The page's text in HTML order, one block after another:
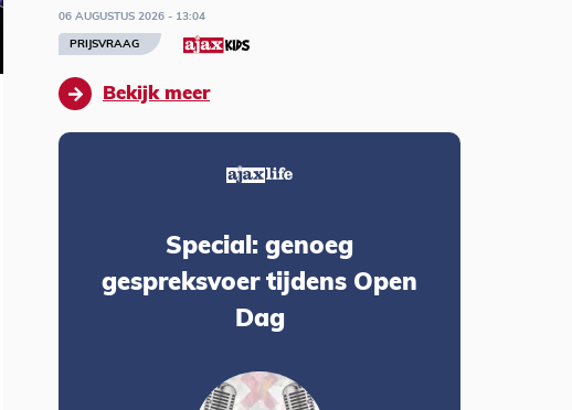
06 AUGUSTUS 2026 - 13:04
PRIJSVRAAG
Bekijk meer
Special: genoeg
gespreksvoer tijdens Open
Dag